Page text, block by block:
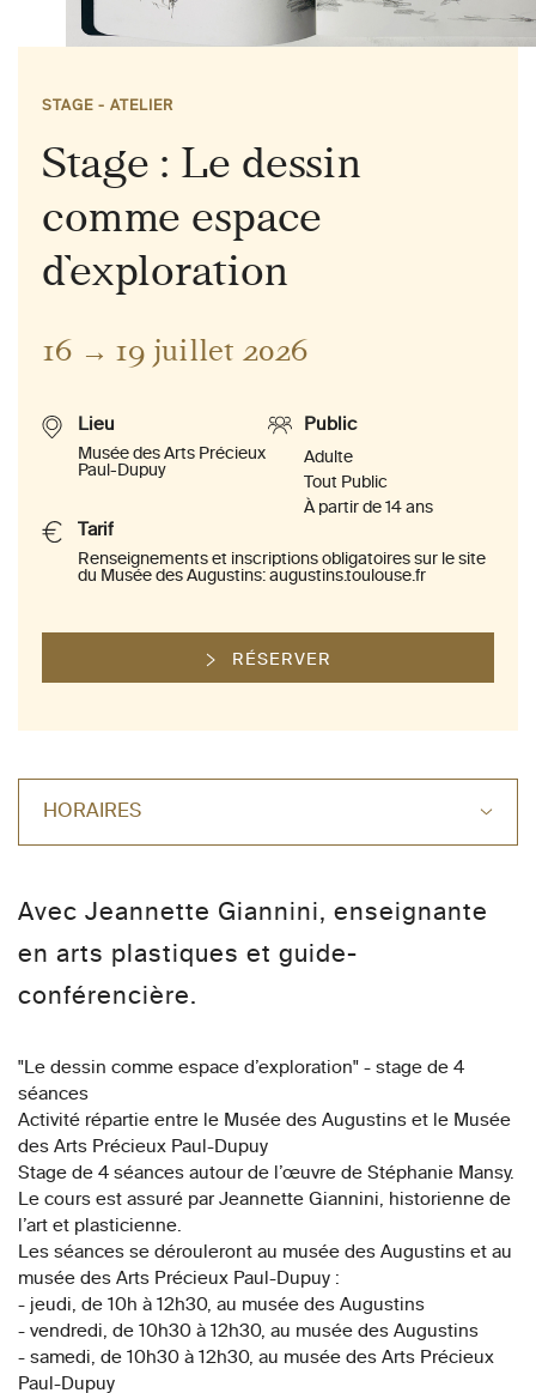
Stage : Le dessin
comme espace
d’exploration
STAGE - ATELIER
16 → 19 juillet 2026
Lieu
Musée des Arts Précieux
Paul-Dupuy
Public
Adulte
Tout Public
À partir de 14 ans
Tarif
Renseignements et inscriptions obligatoires sur le site
du Musée des Augustins: augustins.toulouse.fr
RÉSERVER
HORAIRES
Avec Jeannette Giannini, enseignante
en arts plastiques et guide-
conférencière.
"Le dessin comme espace d’exploration" - stage de 4
séances
Activité répartie entre le Musée des Augustins et le Musée
des Arts Précieux Paul-Dupuy
Stage de 4 séances autour de l’œuvre de Stéphanie Mansy.
Le cours est assuré par Jeannette Giannini, historienne de
l’art et plasticienne.
Les séances se dérouleront au musée des Augustins et au
musée des Arts Précieux Paul-Dupuy :
- jeudi, de 10h à 12h30, au musée des Augustins
- vendredi, de 10h30 à 12h30, au musée des Augustins
- samedi, de 10h30 à 12h30, au musée des Arts Précieux
Paul-Dupuy